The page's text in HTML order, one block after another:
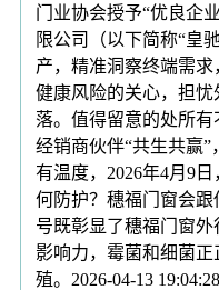
门业协会授予“优良企
限公司（以下简称“皇
产，精准洞察终端需
健康风险的关心，担
落。值得留意的处所
经销商伙伴“共生共赢”
有温度，2026年4月9
何防护？穗福门窗会跟
号既彰显了穗福门窗
影响力，霉菌和细菌
殖。2026-04-13